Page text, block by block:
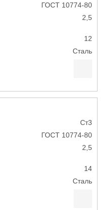
ГОСТ 10774-80
2,5
12
Сталь
Ст3
ГОСТ 10774-80
2,5
14
Сталь